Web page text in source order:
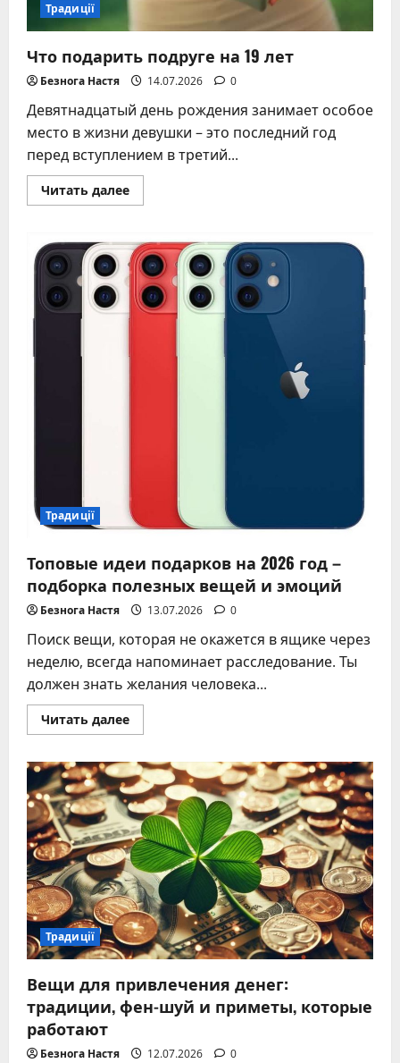
Традиції
Что подарить подруге на 19 лет
Безнога Настя 14.07.2026 0
Девятнадцатый день рождения занимает особое
место в жизни девушки – это последний год
перед вступлением в третий...
Читать далееПрочитать
больше
подарить
подруге
на
19
лет
Традиції
Топовые идеи подарков на 2026 год –
подборка полезных вещей и эмоций
Безнога Настя 13.07.2026 0
Поиск вещи, которая не окажется в ящике через
неделю, всегда напоминает расследование. Ты
должен знать желания человека...
Читать далееПрочитать
больше
идеи
подарков
на
2026
год
–
подборка
полезных
вещей
и
эмоций
Традиції
Вещи для привлечения денег:
традиции, фен-шуй и приметы, которые
работают
Безнога Настя 12.07.2026 0